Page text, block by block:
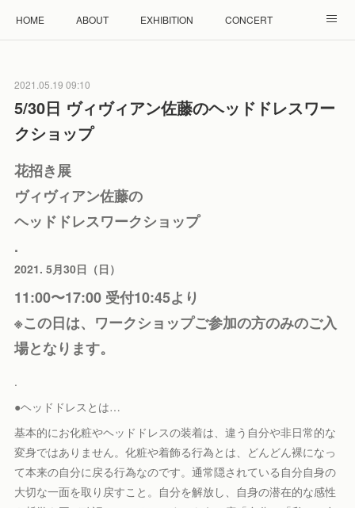
HOME ABOUT EXHIBITION CONCERT
Facebook
2021.05.19 09:10
5/30日 ヴィヴィアン佐藤のヘッドドレスワー
クショップ
花招き展
ヴィヴィアン佐藤の
ヘッドドレスワークショップ
.
2021. 5月30日（日）
11:00〜17:00 受付10:45より
※この日は、ワークショップご参加の方のみのご入
場となります。
.
●ヘッドドレスとは…
基本的にお化粧やヘッドドレスの装着は、違う自分や非日常的な
変身ではありません。化粧や着飾る行為とは、どんどん裸になっ
て本来の自分に戻る行為なのです。通常隠されている自分自身の
大切な一面を取り戻すこと。自分を解放し、自身の潜在的な感性